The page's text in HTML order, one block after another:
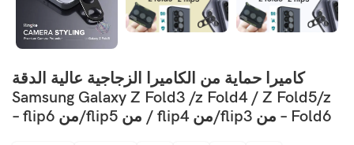
كاميرا حماية من الكاميرا الزجاجية عالية الدقة
Samsung Galaxy Z Fold3 /z ​​Fold4 / Z Fold5/z
Fold6 – من flip3/من flip4 / من flip5/من flip6 –